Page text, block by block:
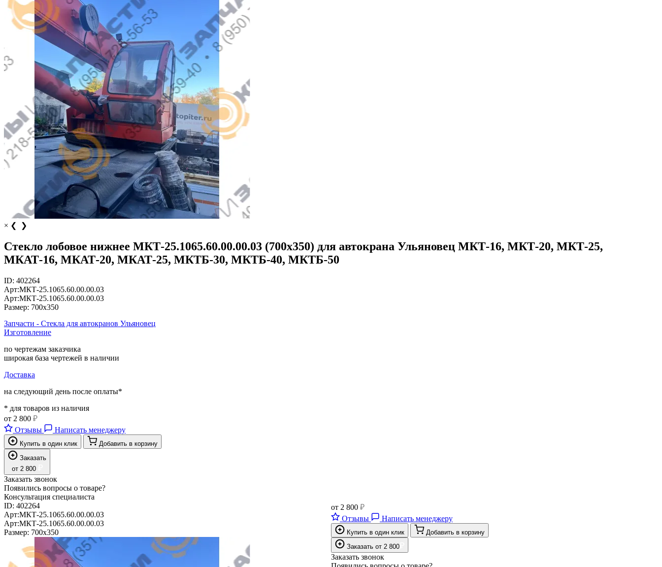
× ❮ ❯
Стекло лобовое нижнее МКТ-25.1065.60.00.00.03 (700х350) для автокрана Ульяновец МКТ-16, МКТ-20, МКТ-25,
МКАТ-16, МКАТ-20, МКАТ-25, МКТБ-30, МКТБ-40, МКТБ-50
ID: 402264
Арт:МКТ-25.1065.60.00.00.03
Арт:МКТ-25.1065.60.00.00.03
Размер: 700х350
Запчасти - Стекла для автокранов Ульяновец
Изготовление
по чертежам заказчика
широкая база чертежей в наличии
Доставка
на следующий день после оплаты*
* для товаров из наличия
от 2 800 ₽
Отзывы
Написать менеджеру
Купить в один клик
Добавить в корзину
Заказать
от 2 800
Заказать звонок
Появились вопросы о товаре?
Консультация специалиста
ID: 402264
Арт:МКТ-25.1065.60.00.00.03
Арт:МКТ-25.1065.60.00.00.03
Размер: 700х350
от 2 800 ₽
Отзывы
Написать менеджеру
Купить в один клик
Добавить в корзину
Заказать от 2 800
Заказать звонок